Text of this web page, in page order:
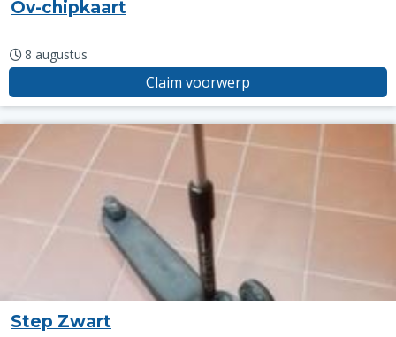
Ov-chipkaart
8 augustus
Claim voorwerp
Step Zwart